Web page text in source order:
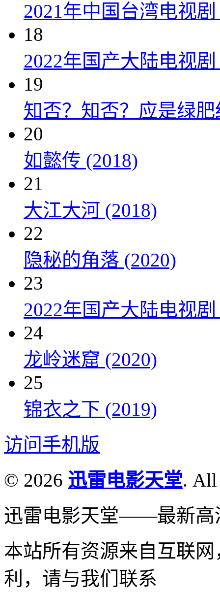
2021年中国台湾电视
18
2022年国产大陆电视
19
知否？知否？应是绿肥
20
如懿传 (2018)
21
大江大河 (2018)
22
隐秘的角落 (2020)
23
2022年国产大陆电视
24
龙岭迷窟 (2020)
25
锦衣之下 (2019)
访问手机版
© 2026 迅雷电影天堂. All
迅雷电影天堂——最新高
本站所有资源来自互联
利，请与我们联系